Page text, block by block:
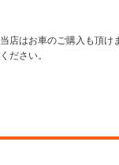
当店はお車のご購入も頂け
ください。